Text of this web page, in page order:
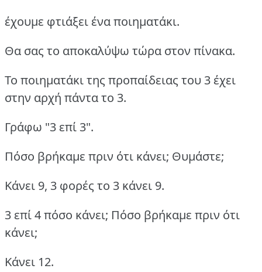
έχουμε φτιάξει ένα ποιηματάκι.
Θα σας το αποκαλύψω τώρα στον πίνακα.
Το ποιηματάκι της προπαίδειας του 3 έχει
στην αρχή πάντα το 3.
Γράφω "3 επί 3".
Πόσο βρήκαμε πριν ότι κάνει; Θυμάστε;
Κάνει 9, 3 φορές το 3 κάνει 9.
3 επί 4 πόσο κάνει; Πόσο βρήκαμε πριν ότι
κάνει;
Κάνει 12.